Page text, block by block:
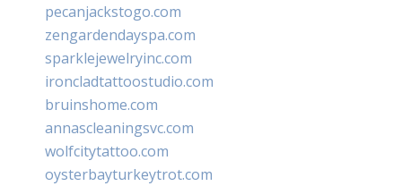
pecanjackstogo.com
zengardendayspa.com
sparklejewelryinc.com
ironcladtattoostudio.com
bruinshome.com
annascleaningsvc.com
wolfcitytattoo.com
oysterbayturkeytrot.com